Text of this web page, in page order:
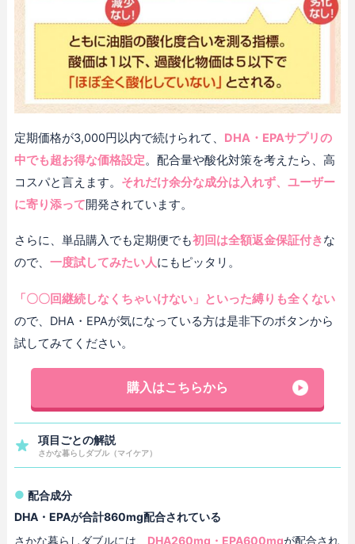
定期価格が3,000円以内で続けられて、 DHA・EPAサプリの
中でも超お得な価格設定。配合量や酸化対策を考えたら、高
コスパと言えます。 それだけ余分な成分は入れず、ユーザー
に寄り添って開発されています。
さらに、単品購入でも定期便でも初回は全額返金保証付きな
ので、 一度試してみたい人にもピッタリ。
「〇〇回継続しなくちゃいけない」といった縛りも全くない
ので、DHA・EPAが気になっている方は是非下のボタンから
試してみてください。
購入はこちらから
項目ごとの解説
さかな暮らしダブル（マイケア）
配合成分
DHA・EPAが合計860mg配合されている
さかな暮らしダブルには、 DHA260mg・EPA600mgが配合され